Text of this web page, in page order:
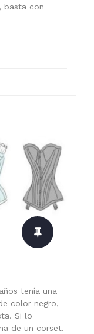
basta con
tenía una
color negro,
Si lo
de un corset.